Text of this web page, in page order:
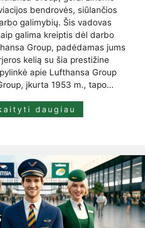
bendrovės, siūlančios
galimybių. Šis vadovas
galima kreiptis dėl darbo
Group, padėdamas jums
kelią su šia prestižine
apie Lufthansa Group
įkurta 1953 m., tapo…
daugiau